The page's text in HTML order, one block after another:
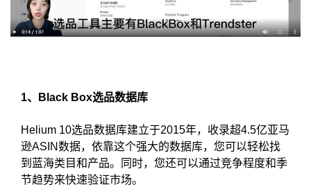
1、Black Box选品数据库
Helium 10选品数据库建立于2015年，收录超4.5亿亚马
逊ASIN数据，依靠这个强大的数据库，您可以轻松找
到蓝海类目和产品。同时，您还可以通过竞争程度和季
节趋势来快速验证市场。